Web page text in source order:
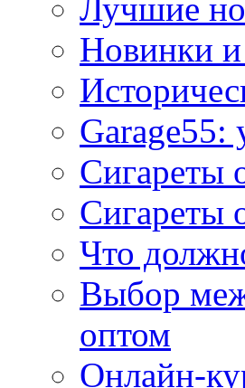
Лучшие
Новинки
Garage55:
Сигареты
Сигареты
Что
Выбор
оптом
Онлайн-